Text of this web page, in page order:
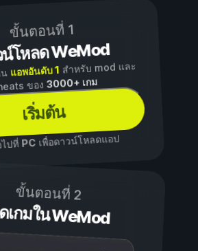
ขั้นตอนที่ 1
โหลด WeMod
แอพอันดับ 1 สำหรับ mod และ
ของ3000+ เกม
เริ่มต้น
ปที่ PCเพื่อดาวน์โหลดแอป
ขั้นตอนที่ 2
เกมใน WeMod